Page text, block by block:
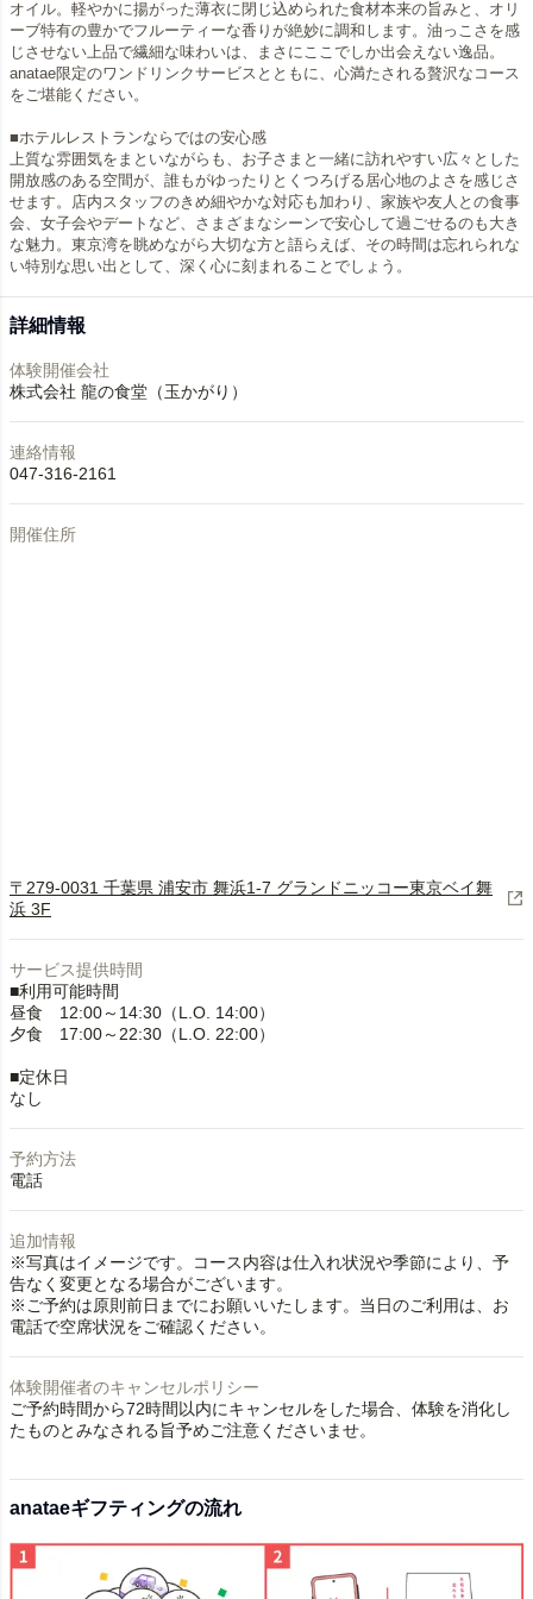
オイル。軽やかに揚がった薄衣に閉じ込められた食材本来の旨みと、オリ
ーブ特有の豊かでフルーティーな香りが絶妙に調和します。油っこさを感
じさせない上品で繊細な味わいは、まさにここでしか出会えない逸品。
anatae限定のワンドリンクサービスとともに、心満たされる贅沢なコース
をご堪能ください。
■ホテルレストランならではの安心感
上質な雰囲気をまといながらも、お子さまと一緒に訪れやすい広々とした
開放感のある空間が、誰もがゆったりとくつろげる居心地のよさを感じさ
せます。店内スタッフのきめ細やかな対応も加わり、家族や友人との食事
会、女子会やデートなど、さまざまなシーンで安心して過ごせるのも大き
な魅力。東京湾を眺めながら大切な方と語らえば、その時間は忘れられな
い特別な思い出として、深く心に刻まれることでしょう。
詳細情報
体験開催会社
株式会社 龍の食堂（玉かがり）
連絡情報
047-316-2161
開催住所
〒279-0031 千葉県 浦安市 舞浜1-7 グランドニッコー東京ベイ舞
浜 3F
サービス提供時間
■利用可能時間
昼食 12:00～14:30（L.O. 14:00）
夕食 17:00～22:30（L.O. 22:00）
■定休日
なし
予約方法
電話
追加情報
※写真はイメージです。コース内容は仕入れ状況や季節により、予
告なく変更となる場合がございます。
※ご予約は原則前日までにお願いいたします。当日のご利用は、お
電話で空席状況をご確認ください。
体験開催者のキャンセルポリシー
ご予約時間から72時間以内にキャンセルをした場合、体験を消化し
たものとみなされる旨予めご注意くださいませ。
anataeギフティングの流れ